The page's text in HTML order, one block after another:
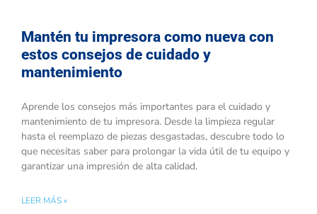
Mantén tu impresora como nueva con
estos consejos de cuidado y
mantenimiento
Aprende los consejos más importantes para el cuidado y
mantenimiento de tu impresora. Desde la limpieza regular
hasta el reemplazo de piezas desgastadas, descubre todo lo
que necesitas saber para prolongar la vida útil de tu equipo y
garantizar una impresión de alta calidad.
LEER MÁS »